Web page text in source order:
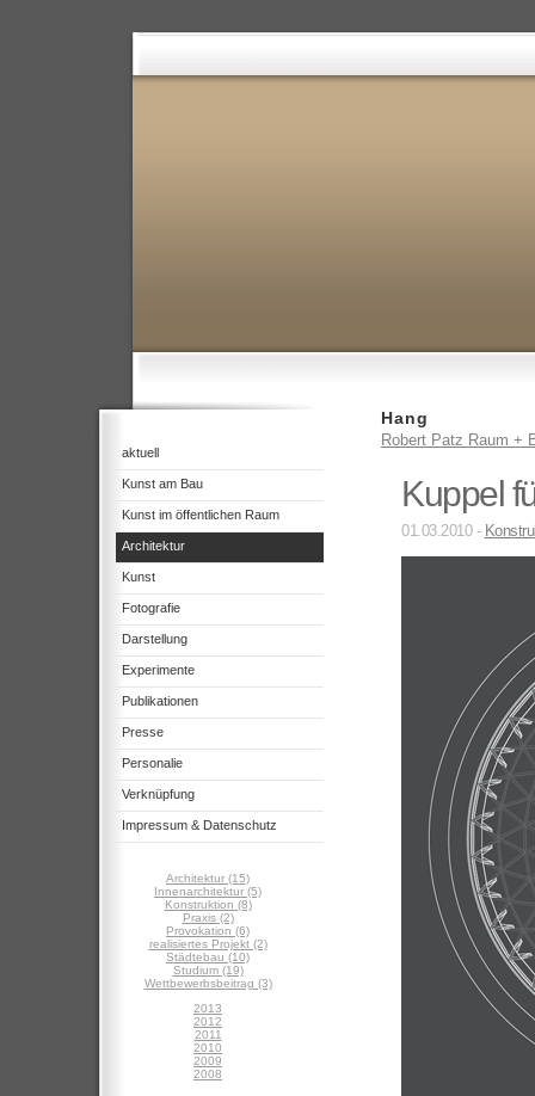
aktuell
Kunst am Bau
Kunst im öffentlichen Raum
Architektur
Kunst
Fotografie
Darstellung
Experimente
Publikationen
Presse
Personalie
Verknüpfung
Impressum & Datenschutz
Architektur (15)
Innenarchitektur (5)
Konstruktion (8)
Praxis (2)
Provokation (6)
realisiertes Projekt (2)
Städtebau (10)
Studium (19)
Wettbewerbsbeitrag (3)
2013
2012
2011
2010
2009
2008
Hang
Robert Patz Raum +
Kuppel
01.03.2010 -